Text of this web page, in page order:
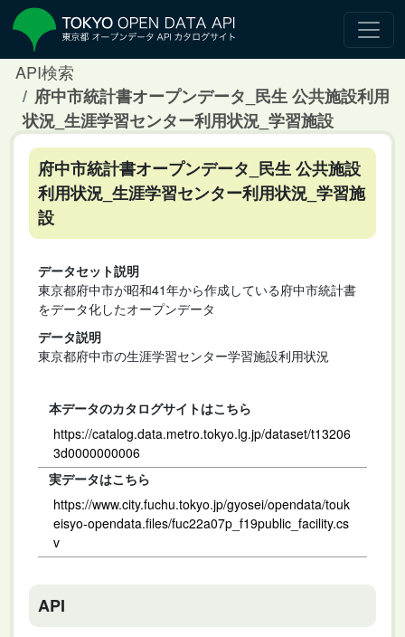
API検索
府中市統計書オープンデータ_民生 公共施設利用
状況_生涯学習センター利用状況_学習施設
府中市統計書オープンデータ_民生 公共施設
利用状況_生涯学習センター利用状況_学習施
設
データセット説明
東京都府中市が昭和41年から作成している府中市統計書
をデータ化したオープンデータ
データ説明
東京都府中市の生涯学習センター学習施設利用状況
本データのカタログサイトはこちら
https://catalog.data.metro.tokyo.lg.jp/dataset/t13206
3d0000000006
実データはこちら
https://www.city.fuchu.tokyo.jp/gyosei/opendata/touk
eisyo-opendata.files/fuc22a07p_f19public_facility.cs
v
API